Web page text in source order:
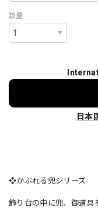
数量
日本
❖かぶれる兜シリーズ
飾り台の中に兜、御道具